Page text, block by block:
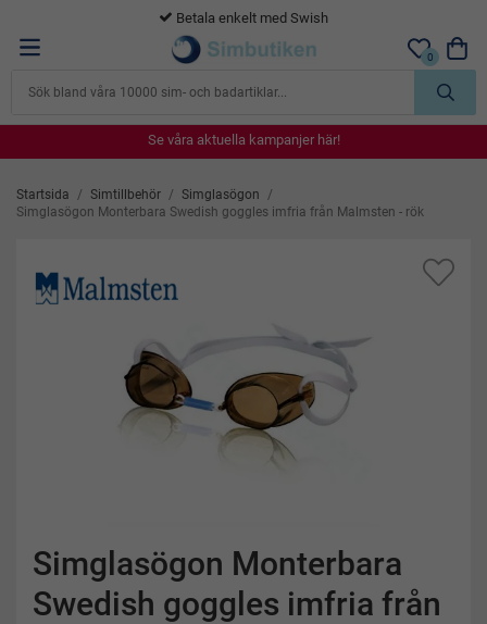
365 dagars öppet köp
0
Se våra aktuella kampanjer här!
Se våra aktuella kampanjer här!
Se våra aktuella kampanjer här!
Se våra aktuella kampanjer här!
Startsida / Simtillbehör / Simglasögon
/
Simglasögon Monterbara Swedish goggles imfria från Malmsten - rök
Simglasögon Monterbara
Swedish goggles imfria från